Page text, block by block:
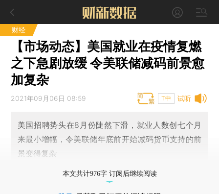
财经
【市场动态】美国就业在疫情复燃
之下急剧放缓 令美联储减码前景愈
加复杂
试听
2021年09月06日 08:59 T中
美国招聘势头在8月份陡然下滑，就业人数创七个月
来最小增幅，令美联储年底前开始减码货币支持的前
景变得复杂
本文共计976字 订阅后继续阅读